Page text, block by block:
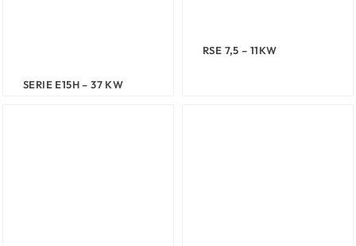
SERIE E15H – 37 KW
RSE 7,5 – 11KW